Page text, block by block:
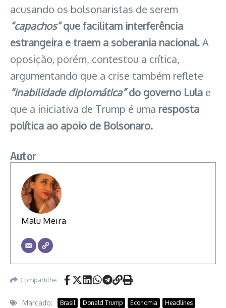
acusando os bolsonaristas de serem
“capachos”que facilitam interferência
estrangeira e traem a soberania nacional.A
oposição, porém, contestou a crítica,
argumentando que a crise também reflete
“inabilidade diplomática”do governo Lula e
que a iniciativa de Trump é uma resposta
política ao apoio de Bolsonaro.
Autor
Malu Meira
Compartilhe
Marcado: Brasil Donald Trump Economia
Headlines